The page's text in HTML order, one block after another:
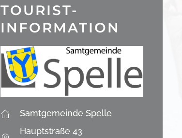
TOURIST-
INFORMATION
Samtgemeinde Spelle
Hauptstraße 43